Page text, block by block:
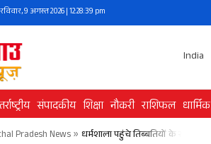
रविवार, 9 अगस्त 2026 | 12:28:39 pm
India
संपादकीय शिक्षा नौकरी राशिफल धार्मिक
Pradesh News» धर्मशाला पहुंचे तिब्बतियों के सर्वोच्च